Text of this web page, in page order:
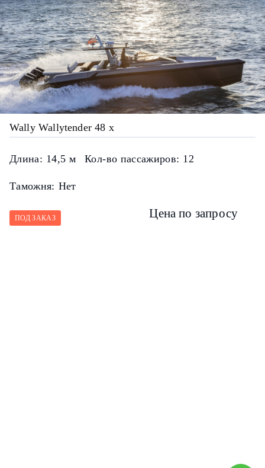
Wally Wallytender 48 x
Длина: 14,5 м Кол-во пассажиров: 12
Таможня: Нет
ПОД ЗАКАЗ Цена по запросу